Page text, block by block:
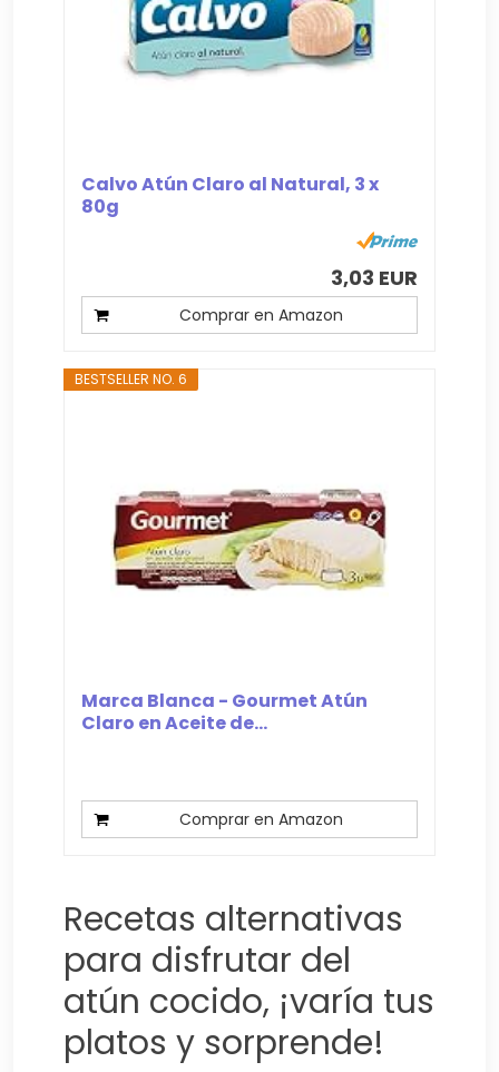
Calvo Atún Claro al Natural, 3 x
80g
3,03 EUR
Comprar en Amazon
BESTSELLER NO. 6
Marca Blanca - Gourmet Atún
Claro en Aceite de...
Comprar en Amazon
Recetas alternativas
para disfrutar del
atún cocido, ¡varía tus
platos y sorprende!